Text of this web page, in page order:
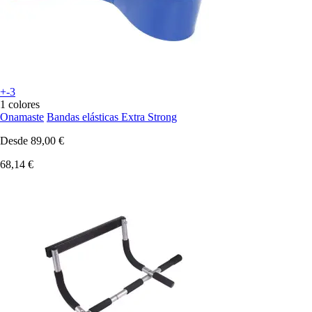
+-3
1 colores
Onamaste Bandas elásticas Extra Strong
Desde 89,00 €
68,14 €